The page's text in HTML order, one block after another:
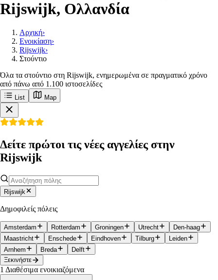
Rijswijk, Ολλανδία
Αρχική›
Ενοικίαση›
Rijswijk›
Στούντιο
Όλα τα στούντιο στη Rijswijk, ενημερωμένα σε πραγματικό χρόνο
από πάνω από 1.100 ιστοσελίδες
List Map
Δείτε πρώτοι τις νέες αγγελίες στην
Rijswijk
Rijswijk
Δημοφιλείς πόλεις
Amsterdam Rotterdam Groningen Utrecht
Den-haag
Maastricht
Enschede Eindhoven Tilburg
Leiden
Arnhem
Breda
Delft
Ξεκινήστε
1 Διαθέσιμα ενοικιαζόμενα